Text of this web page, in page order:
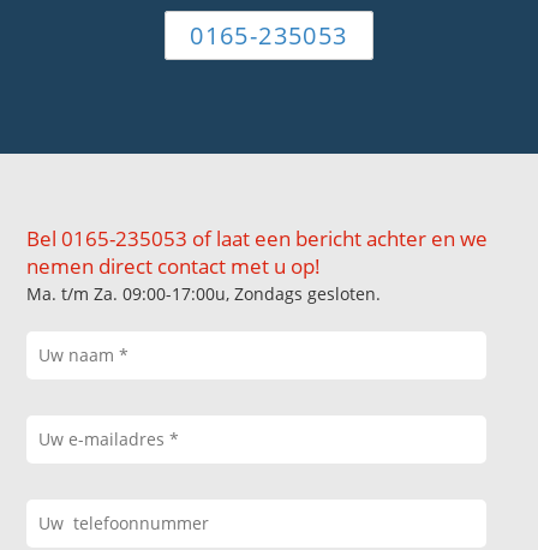
0165-235053
Bel 0165-235053 of laat een bericht achter en we
nemen direct contact met u op!
Ma. t/m Za. 09:00-17:00u, Zondags gesloten.